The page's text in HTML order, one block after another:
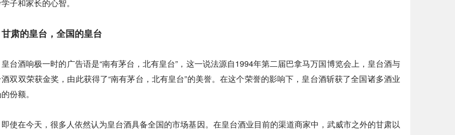
子和家长的心智。
甘肃的皇台，全国的皇台
皇台酒响极一时的广告语是“南有茅台，北有皇台”，这一说法源自1994年第二届巴拿马万国博览会上，皇台酒与
双双荣获金奖，由此获得了“南有茅台，北有皇台”的美誉。在这个荣誉的影响下，皇台酒斩获了全国诸多酒业
份额。
即使在今天，很多人依然认为皇台酒具备全国的市场基因。在皇台酒业目前的渠道商家中，武威市之外的甘肃以